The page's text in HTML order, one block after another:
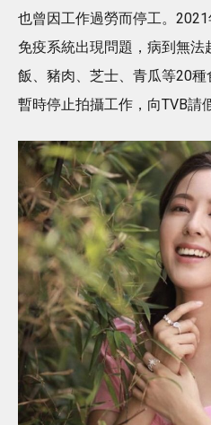
也曾因工作過勞而停工。
免疫系統出現問題，病到無
飯、豬肉、芝士、青瓜等20
暫時停止拍攝工作，向TVB請